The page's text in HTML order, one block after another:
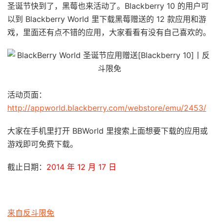
圣诞节快到了，黑莓也来活动了。Blackberry 10 的用户可
以到 Blackberry World 里下载黑莓赠送的 12 款应用和游
戏，里面还有点不错的应用，大家看看有没有自己喜欢的。
活动页面：
http://appworld.blackberry.com/webstore/emu/2453/
大家在手机里打开 BBWorld 里搜索上面想要下载的应用或
游戏即可免费下载。
截止日期： 2014 年 12 月 17 日
来自反斗限免